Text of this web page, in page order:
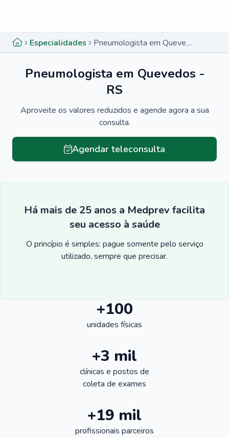
Especialidades Pneumologista em Quevedos - RS
Pneumologista em Quevedos -
RS
Aproveite os valores reduzidos e agende agora a sua
consulta.
Agendar teleconsulta
Há mais de 25 anos a Medprev facilita
seu acesso à saúde
O princípio é simples: pague somente pelo serviço
utilizado, sempre que precisar.
+100
unidades físicas
+3 mil
clínicas e postos de
coleta de exames
+19 mil
profissionais parceiros